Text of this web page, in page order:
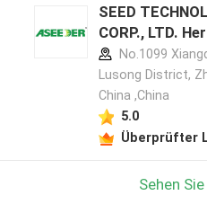
SEED
CORP., LTD.
No.1099
Lusong District,
China ,China
5.0
Überprüfter
Sehen